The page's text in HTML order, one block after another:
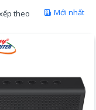
theo Mới nhất